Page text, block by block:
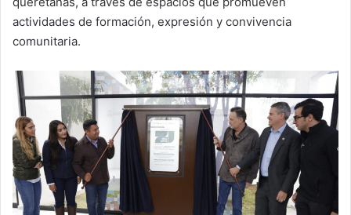
actividades de formación, expresión y convivencia
comunitaria.